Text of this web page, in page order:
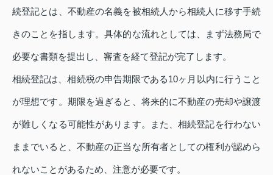
続登記とは、不動産の名義を被相続人から相続人に移す手続
きのことを指します。具体的な流れとしては、まず法務局で
必要な書類を提出し、審査を経て登記が完了します。
相続登記は、相続税の申告期限である10ヶ月以内に行うこと
が理想です。期限を過ぎると、将来的に不動産の売却や譲渡
が難しくなる可能性があります。また、相続登記を行わない
ままでいると、不動産の正当な所有者としての権利が認めら
れないことがあるため、注意が必要です。